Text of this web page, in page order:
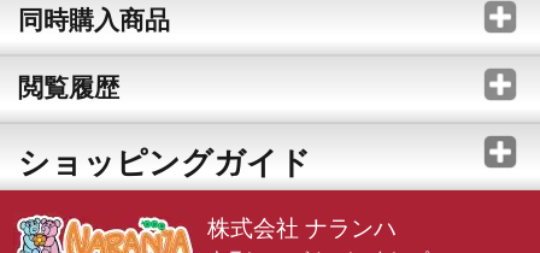
同時購入商品
閲覧履歴
ショッピングガイド
株式会社 ナランハ